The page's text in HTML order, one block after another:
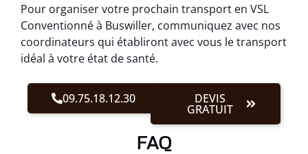
Pour organiser votre prochain transport en VSL
Conventionné à Buswiller, communiquez avec nos
coordinateurs qui établiront avec vous le transport
idéal à votre état de santé.
09.75.18.12.30 DEVIS
GRATUIT
FAQ